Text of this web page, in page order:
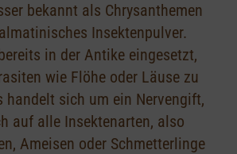
bekannt als Chrysanthemen
Insektenpulver.
in der Antike eingesetzt,
wie Flöhe oder Läuse zu
handelt sich um ein Nervengift,
auf alle Insektenarten, also
Ameisen oder Schmetterlinge